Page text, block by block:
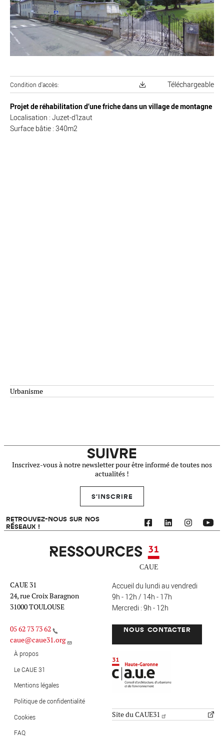
Urbanisme
Condition d'accès Téléchargeable
Projet de réhabilitation d’une friche dans un village de montagne
Localisation : Juzet-d’Izaut
Surface bâtie : 340m2
SUIVRE
Inscrivez-vous à notre newsletter pour être informé de toutes nos
actualités !
S'INSCRIRE
RETROUVEZ-NOUS SUR NOS
RÉSEAUX !
Ressources 31
CAUE 31
24, rue Croix Baragnon
31000 TOULOUSE
05 62 73 73 62
caue@caue31.org
Accueil du lundi au vendredi
9h - 12h / 14h - 17h
Mercredi : 9h - 12h
NOUS CONTACTER
MENU PIED DE PAGE
À propos
Le CAUE 31
Mentions légales
Politique de confidentialité
Cookies
FAQ
Site du CAUE31